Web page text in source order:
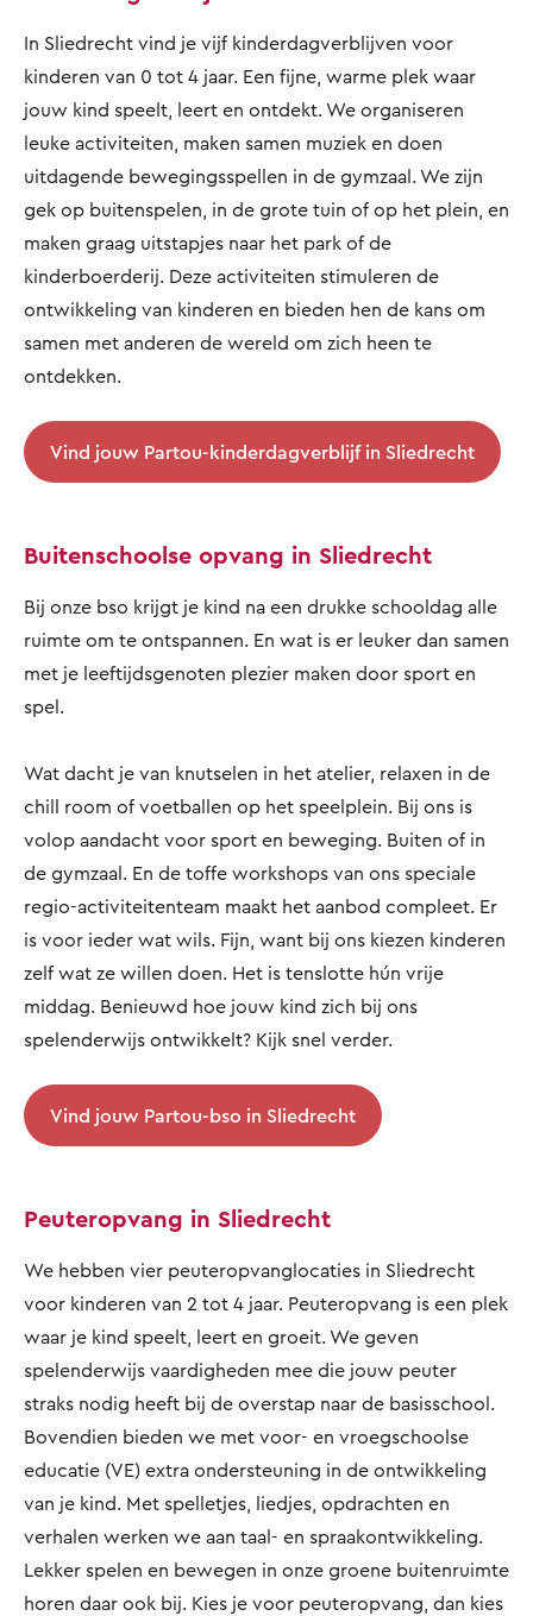
In Sliedrecht vind je vijf kinderdagverblijven voor
kinderen van 0 tot 4 jaar. Een fijne, warme plek waar
jouw kind speelt, leert en ontdekt. We organiseren
leuke activiteiten, maken samen muziek en doen
uitdagende bewegingsspellen in de gymzaal. We zijn
gek op buitenspelen, in de grote tuin of op het plein, en
maken graag uitstapjes naar het park of de
kinderboerderij. Deze activiteiten stimuleren de
ontwikkeling van kinderen en bieden hen de kans om
samen met anderen de wereld om zich heen te
ontdekken.
Vind jouw Partou-kinderdagverblijf in Sliedrecht
Buitenschoolse opvang in Sliedrecht
Bij onze bso krijgt je kind na een drukke schooldag alle
ruimte om te ontspannen. En wat is er leuker dan samen
met je leeftijdsgenoten plezier maken door sport en
spel.
Wat dacht je van knutselen in het atelier, relaxen in de
chill room of voetballen op het speelplein. Bij ons is
volop aandacht voor sport en beweging. Buiten of in
de gymzaal. En de toffe workshops van ons speciale
regio-activiteitenteam maakt het aanbod compleet. Er
is voor ieder wat wils. Fijn, want bij ons kiezen kinderen
zelf wat ze willen doen. Het is tenslotte hún vrije
middag. Benieuwd hoe jouw kind zich bij ons
spelenderwijs ontwikkelt? Kijk snel verder.
Vind jouw Partou-bso in Sliedrecht
Peuteropvang in Sliedrecht
We hebben vier peuteropvanglocaties in Sliedrecht
voor kinderen van 2 tot 4 jaar. Peuteropvang is een plek
waar je kind speelt, leert en groeit. We geven
spelenderwijs vaardigheden mee die jouw peuter
straks nodig heeft bij de overstap naar de basisschool.
Bovendien bieden we met voor- en vroegschoolse
educatie (VE) extra ondersteuning in de ontwikkeling
van je kind. Met spelletjes, liedjes, opdrachten en
verhalen werken we aan taal- en spraakontwikkeling.
Lekker spelen en bewegen in onze groene buitenruimte
horen daar ook bij. Kies je voor peuteropvang, dan kies